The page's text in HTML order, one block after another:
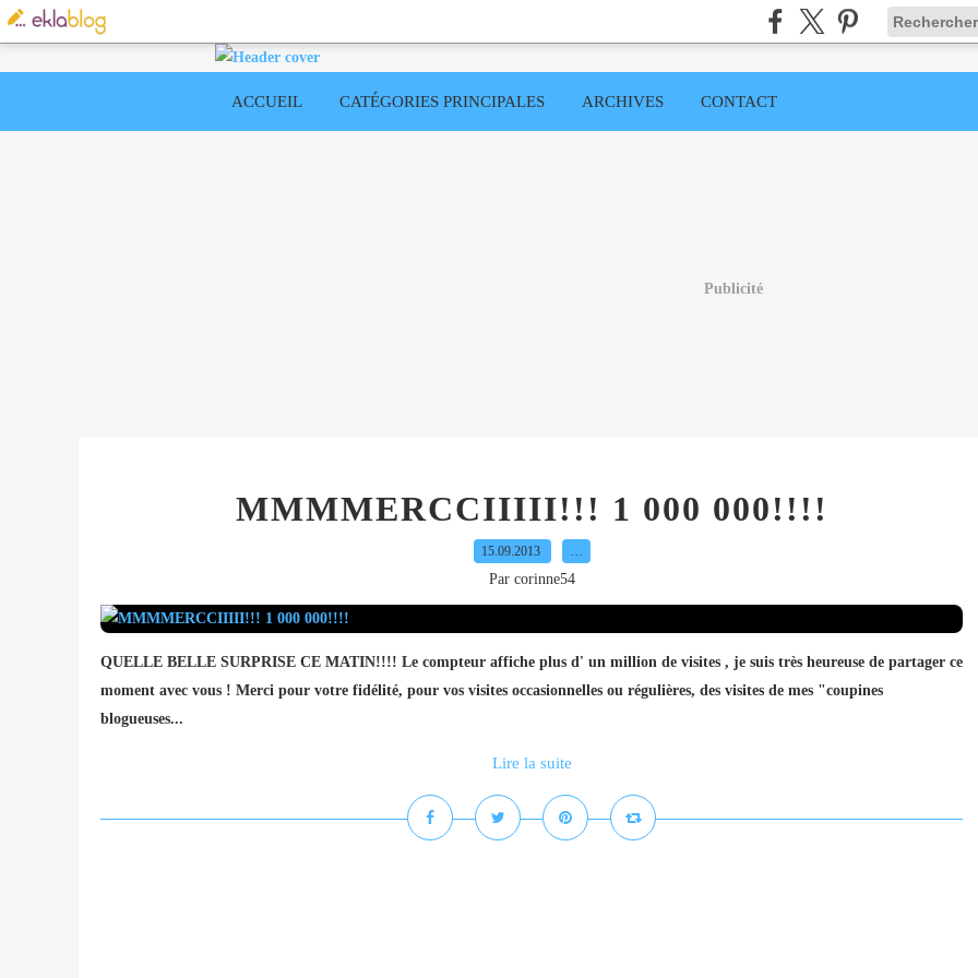
ACCUEIL CATÉGORIES PRINCIPALES ARCHIVES CONTACT
Publicité
MMMMERCCIIIII!!! 1 000 000!!!!
15.09.2013 …
Par corinne54
QUELLE BELLE SURPRISE CE MATIN!!!! Le compteur affiche plus d' un million de visites , je suis très heureuse de partager ce
moment avec vous ! Merci pour votre fidélité, pour vos visites occasionnelles ou régulières, des visites de mes "coupines
blogueuses...
Lire la suite